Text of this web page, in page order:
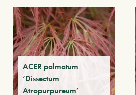
ACER palmatum
‘Dissectum
Atropurpureum’